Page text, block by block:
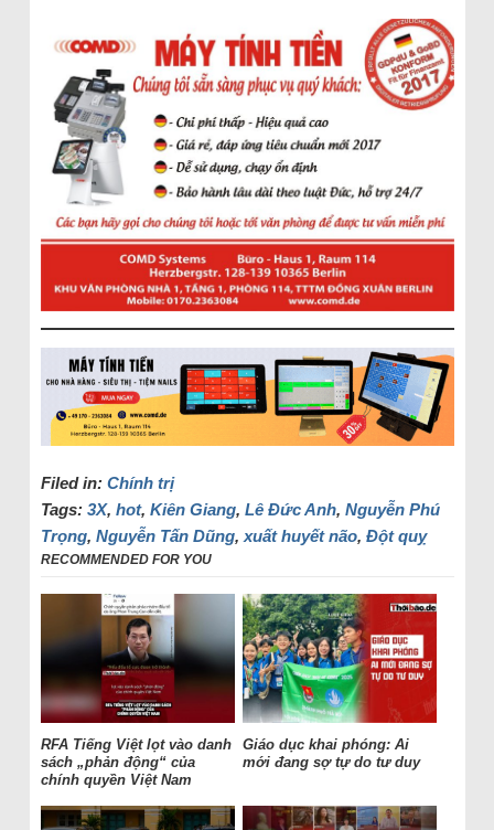
Filed in: Chính trị
Tags: 3X, hot, Kiên Giang, Lê Đức Anh, Nguyễn Phú
Trọng, Nguyễn Tấn Dũng, xuất huyết não, Đột quỵ
RECOMMENDED FOR YOU
RFA Tiếng Việt lọt vào danh
sách „phản động“ của
chính quyền Việt Nam
Giáo dục khai phóng: Ai
mới đang sợ tự do tư duy